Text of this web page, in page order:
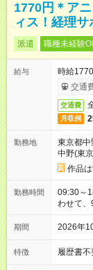
1770円＊ア
ィス！経理サ
派遣 職種未経験
給与
時給
交通
交通費
月収例
勤務地
東京都中
中野(東
作品
勤務時間
09:30～
わせて
期間 2026年
特徴 履歴書不